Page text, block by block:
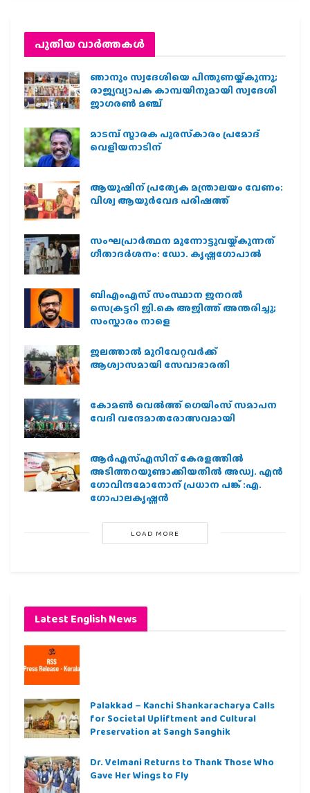
പുതിയ വാര്‍ത്തകള്‍
ഞാനും സ്വദേശിയെ പിന്തുണയ്ക്കുന്നു;
രാജ്യവ്യാപക കാമ്പയിനുമായി സ്വദേശി
ജാഗരണ്‍ മഞ്ച്
മാടമ്പ് സ്മാരക പുരസ്‌കാരം പ്രമോദ്
വെളിയനാടിന്
ആയുഷിന് പ്രത്യേക മന്ത്രാലയം വേണം:
വിശ്വ ആയുര്‍വേദ പരിഷത്ത്
സംഘപ്രാര്‍ത്ഥന മുന്നോട്ടുവയ്ക്കുന്നത്
ഗീതാദര്‍ശനം: ഡോ. കൃഷ്ണഗോപാല്‍
ബിഎംഎസ് സംസ്ഥാന ജനറൽ
സെക്രട്ടറി ജി.കെ അജിത്ത് അന്തരിച്ചു;
സംസ്കാരം നാളെ
ജലത്താല്‍ മുറിവേറ്റവര്‍ക്ക്
ആശ്വാസമായി സേവാഭാരതി
കോമൺ വെൽത്ത് ഗെയിംസ് സമാപന
വേദി വന്ദേമാതരോത്സവമായി
ആര്‍എസ്എസിന് കേരളത്തില്‍
അടിത്തറയുണ്ടാക്കിയതില്‍ അഡ്വ. എന്‍
ഗോവിന്ദമോനോന് പ്രധാന പങ്ക് :എ.
ഗോപാലകൃഷ്ണന്‍
LOAD MORE
Latest English News
Palakkad – Kanchi Shankaracharya Calls
for Societal Upliftment and Cultural
Preservation at Sangh Sanghik
Dr. Velmani Returns to Thank Those Who
Gave Her Wings to Fly